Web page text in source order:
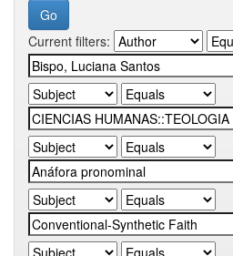
Current filters: